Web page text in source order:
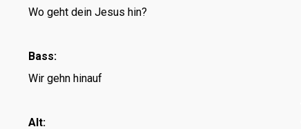
Wo geht dein Jesus hin?
Bass:
Wir gehn hinauf
Alt: